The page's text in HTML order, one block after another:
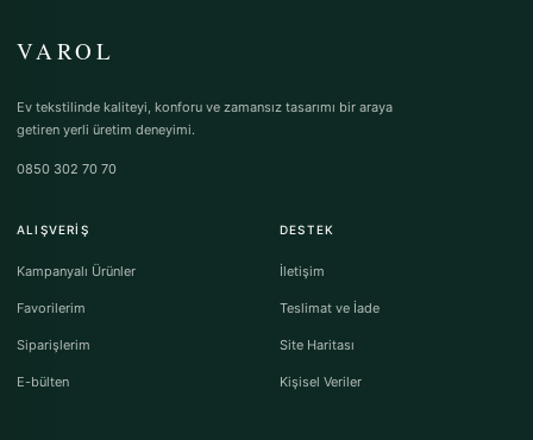
VAROL
Ev tekstilinde kaliteyi, konforu ve zamansız tasarımı bir araya
getiren yerli üretim deneyimi.
0850 302 70 70
ALIŞVERIŞ
Kampanyalı Ürünler
Favorilerim
Siparişlerim
E-bülten
DESTEK
İletişim
Teslimat ve İade
Site Haritası
Kişisel Veriler